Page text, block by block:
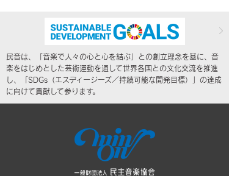
民音は、「音楽で人々の心と心を結ぶ」との創立理念を基に、音
楽をはじめとした芸術運動を通して世界各国との文化交流を推進
し、「SDGs（エスディージーズ／持続可能な開発目標）」の達成
に向けて貢献して参ります。